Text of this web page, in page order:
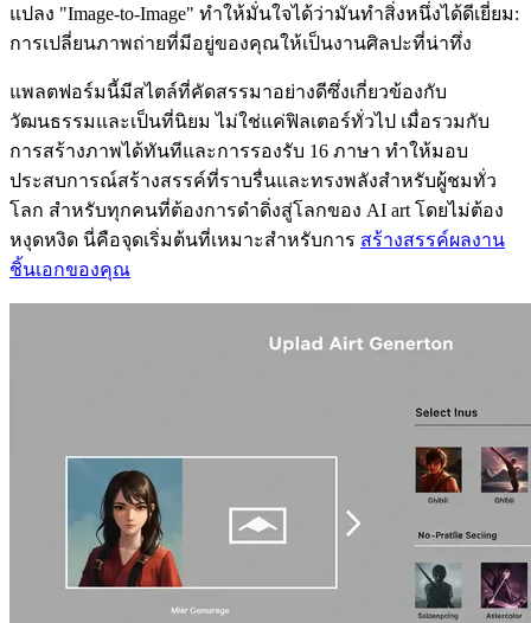
แปลง "Image-to-Image" ทำให้มั่นใจได้ว่ามันทำสิ่งหนึ่งได้ดีเยี่ยม:
การเปลี่ยนภาพถ่ายที่มีอยู่ของคุณให้เป็นงานศิลปะที่น่าทึ่ง
แพลตฟอร์มนี้มีสไตล์ที่คัดสรรมาอย่างดีซึ่งเกี่ยวข้องกับ
วัฒนธรรมและเป็นที่นิยม ไม่ใช่แค่ฟิลเตอร์ทั่วไป เมื่อรวมกับ
การสร้างภาพได้ทันทีและการรองรับ 16 ภาษา ทำให้มอบ
ประสบการณ์สร้างสรรค์ที่ราบรื่นและทรงพลังสำหรับผู้ชมทั่ว
โลก สำหรับทุกคนที่ต้องการดำดิ่งสู่โลกของ AI art โดยไม่ต้อง
หงุดหงิด นี่คือจุดเริ่มต้นที่เหมาะสำหรับการ สร้างสรรค์ผลงาน
ชิ้นเอกของคุณ